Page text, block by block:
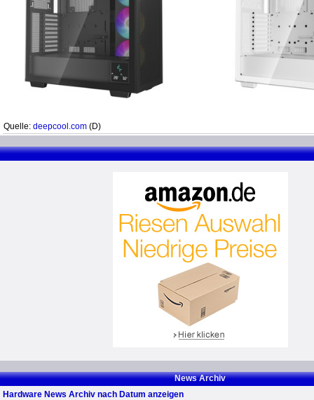
Quelle: deepcool.com (D)
News Archiv
Hardware News Archiv nach Datum anzeigen